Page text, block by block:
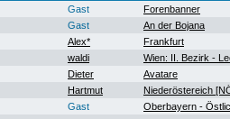
Gast Forenbanner
Gast An der Bojana
Alex* Frankfurt
waldi Wien: II. Bezirk -
Dieter Avatare
Hartmut Niederöstereich
Gast Oberbayern -